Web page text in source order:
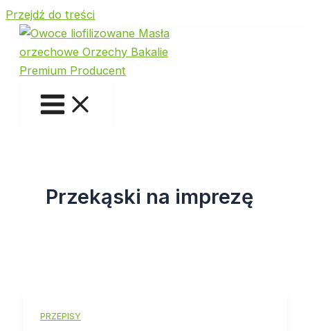
Przejdź do treści
Przekąski na imprezę
PRZEPISY